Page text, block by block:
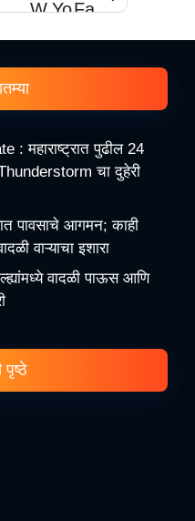
महाराष्ट्रात पुढील 24
चा दुहेरी
पावसाचे आगमन; काही
वाऱ्याचा इशारा
वादळी पाऊस आणि
पृष्ठे